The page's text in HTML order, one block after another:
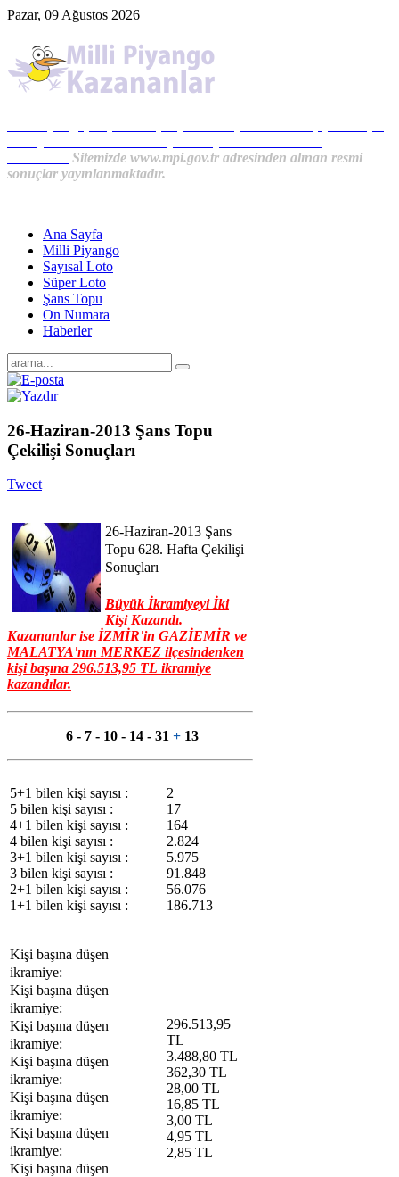
Pazar, 09 Ağustos 2026
Sitemizde www.mpi.gov.tr adresinden alınan resmi
sonuçlar yayınlanmaktadır.
Ana Sayfa
Milli Piyango
Sayısal Loto
Süper Loto
Şans Topu
On Numara
Haberler
26-Haziran-2013 Şans Topu
Çekilişi Sonuçları
Tweet
26-Haziran-2013 Şans
Topu 628. Hafta Çekilişi
Sonuçları
Büyük İkramiyeyi İki
Kişi Kazandı.
Kazananlar ise İZMİR'in GAZİEMİR ve
MALATYA'nın MERKEZ ilçesindenken
kişi başına 296.513,95 TL ikramiye
kazandılar.
6 - 7 - 10 - 14 - 31 +13
5+1 bilen kişi sayısı :
5 bilen kişi sayısı :
4+1 bilen kişi sayısı :
4 bilen kişi sayısı :
3+1 bilen kişi sayısı :
3 bilen kişi sayısı :
2+1 bilen kişi sayısı :
1+1 bilen kişi sayısı :
2
17
164
2.824
5.975
91.848
56.076
186.713
Kişi başına düşen
ikramiye:
Kişi başına düşen
ikramiye:
Kişi başına düşen
ikramiye:
Kişi başına düşen
ikramiye:
Kişi başına düşen
ikramiye:
Kişi başına düşen
ikramiye:
Kişi başına düşen
296.513,95
TL
3.488,80 TL
362,30 TL
28,00 TL
16,85 TL
3,00 TL
4,95 TL
2,85 TL